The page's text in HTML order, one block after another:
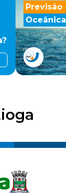
Previsão
Oceânica